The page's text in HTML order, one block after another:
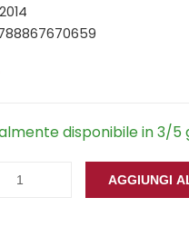
disponibile in 3/5
AGGIUNGI